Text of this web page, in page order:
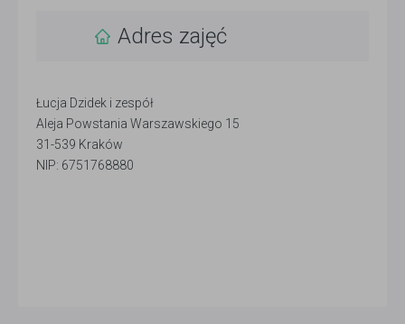
Adres zajęć
Łucja Dzidek i zespół
Aleja Powstania Warszawskiego 15
31-539 Kraków
NIP: 6751768880